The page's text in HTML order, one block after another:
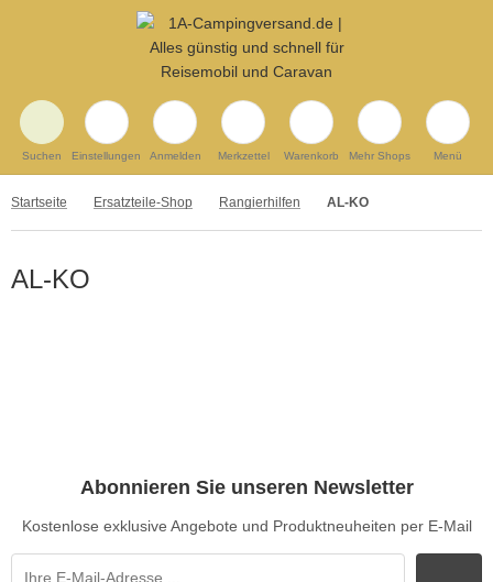
Suchen Einstellungen Anmelden Merkzettel Warenkorb Mehr Shops Menü
Startseite Ersatzteile-Shop Rangierhilfen AL-KO
AL-KO
Abonnieren Sie unseren Newsletter
Kostenlose exklusive Angebote und Produktneuheiten per E-Mail